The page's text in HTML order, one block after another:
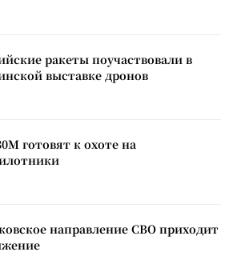
ракеты поучаствовали в
выставке дронов
готовят к охоте на
направление СВО приходит